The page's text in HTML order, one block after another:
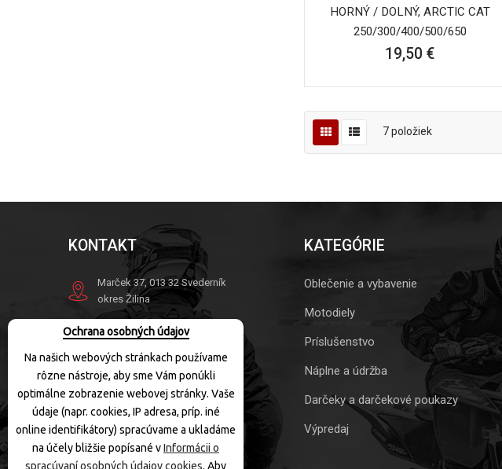
Ochrana osobných údajov
Na našich webových stránkach používame
rôzne nástroje, aby sme Vám ponúkli
optimálne zobrazenie webovej stránky. Vaše
údaje (napr. cookies, IP adresa, príp. iné
online identifikátory) spracúvame a ukladáme
na účely bližšie popísané vInformácii o
spracúvaní osobných údajov cookies. Aby
HORNÝ / DOLNÝ, ARCTIC CAT
250/300/400/500/650
19,50 €
7položiek
KONTAKT
Marček 37, 013 32 Svederník
okres Žilina
+421 41 563 10 41
Mob.
+421 905 863 049
info@motoquad.sk
Otváracie hodiny:
PO-PIA:
10:00-17:30
SOBOTA:
10:00-12:00
NEDEĽA:
Zatvorené
KATEGÓRIE
Oblečenie a vybavenie
Motodiely
Príslušenstvo
Náplne a údržba
Darčeky a darčekové poukazy
Výpredaj